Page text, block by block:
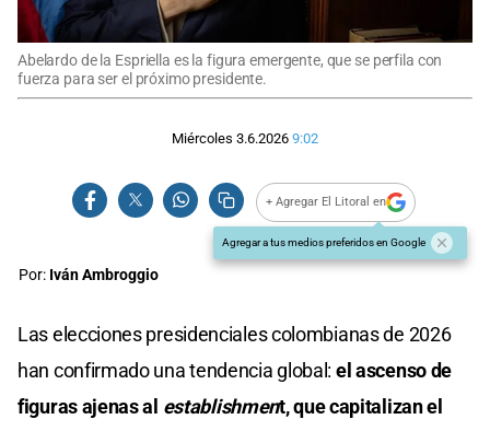
Abelardo de la Espriella es la figura emergente, que se perfila con
fuerza para ser el próximo presidente.
Miércoles 3.6.2026 9:02
+ Agregar El Litoral en
Agregar a tus medios preferidos en Google
Por: Iván Ambroggio
Las elecciones presidenciales colombianas de 2026
han confirmado una tendencia global: el ascenso de
figuras ajenas al establishment, que capitalizan el